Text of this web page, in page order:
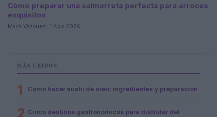
Cómo preparar una salmorreta perfecta para arroces
exquisitos
María Vázquez · 1 Ago 2026
MÁS LEÍDOS
1 Cómo hacer sushi de oreo: ingredientes y preparación
2 Cinco destinos gastronómicos para disfrutar del